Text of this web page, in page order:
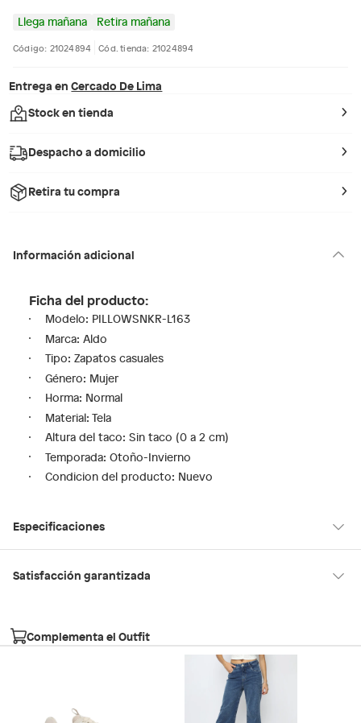
Llega mañana Retira mañana
Código: 21024894 Cód. tienda: 21024894
Entrega en Cercado De Lima
Stock en tienda
Despacho a domicilio
Retira tu compra
Información adicional
Ficha del producto:
Modelo: PILLOWSNKR-L163
Marca: Aldo
Tipo: Zapatos casuales
Género: Mujer
Horma: Normal
Material: Tela
Altura del taco: Sin taco (0 a 2 cm)
Temporada: Otoño-Invierno
Condicion del producto: Nuevo
Especificaciones
Tipo de ajuste
Satisfacción garantizada
Sin embargo, tenemos categorías que cuentan con plazos
diferentes, otras con restricciones y algunas que no se pueden
Falabella, Tottus y otros vendedores
tienen:
Complementa el Outfit